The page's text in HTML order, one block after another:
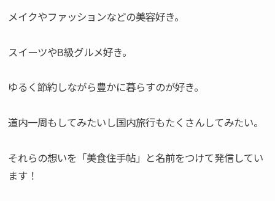
メイクやファッションなどの美容好き。
スイーツやB級グルメ好き。
ゆるく節約しながら豊かに暮らすのが好き。
道内一周もしてみたいし国内旅行もたくさんしてみたい。
それらの想いを「美食住手帖」と名前をつけて発信してい
ます！